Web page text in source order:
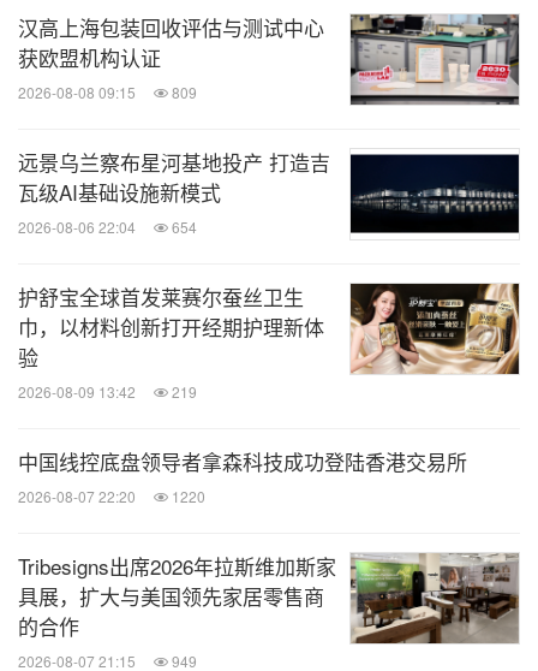
汉高上海包装回收评估与测试中心
获欧盟机构认证
2026-08-08 09:15 809
远景乌兰察布星河基地投产 打造吉
瓦级AI基础设施新模式
2026-08-06 22:04 654
护舒宝全球首发莱赛尔蚕丝卫生
巾，以材料创新打开经期护理新体
验
2026-08-09 13:42 219
中国线控底盘领导者拿森科技成功登陆香港交易所
2026-08-07 22:20 1220
Tribesigns出席2026年拉斯维加斯家
具展，扩大与美国领先家居零售商
的合作
2026-08-07 21:15 949